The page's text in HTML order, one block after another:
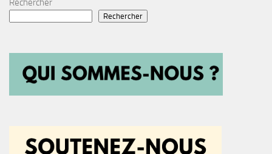
Rechercher
Rechercher